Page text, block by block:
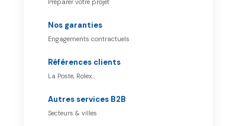
Préparer votre projet
Nos garanties
Engagements contractuels
Références clients
La Poste, Rolex…
Autres services B2B
Secteurs & villes